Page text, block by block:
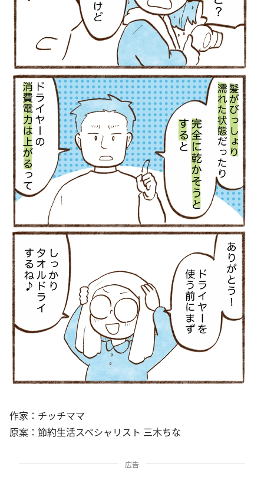
作家：チッチママ
原案：節約生活スペシャリスト 三木ちな
広告